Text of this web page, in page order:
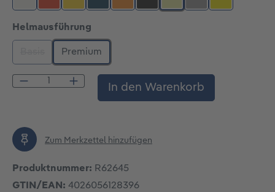
Helmausführung
Premium
Produkt Anzahl: Gib den gewünschten
In den Warenkorb
Zum Merkzettel hinzufügen
Produktnummer: R62645
GTIN/EAN: 4026056128396